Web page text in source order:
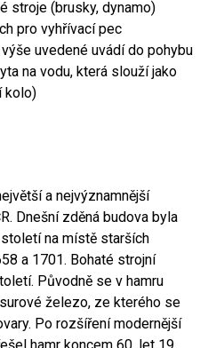
stroje (brusky, dynamo)
pro vyhřívací pec
uvedené uvádí do pohybu
na vodu, která slouží jako
kolo)
a nejvýznamnější
Dnešní zděná budova byla
na místě starších
a 1701. Bohaté strojní
Původně se v hamru
železo, ze kterého se
Po rozšíření modernější